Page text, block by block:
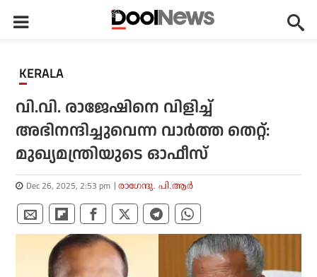
KERALA
വി.വി. രാജേഷിനെ വിളിച്ച്
അഭിനന്ദിച്ചുവെന്ന വാര്‍ത്ത തെറ്റ്:
മുഖ്യമന്ത്രിയുടെ ഓഫീസ്
Dec 26, 2025, 2:53 pm രാഗേന്ദു. പി.ആര്‍